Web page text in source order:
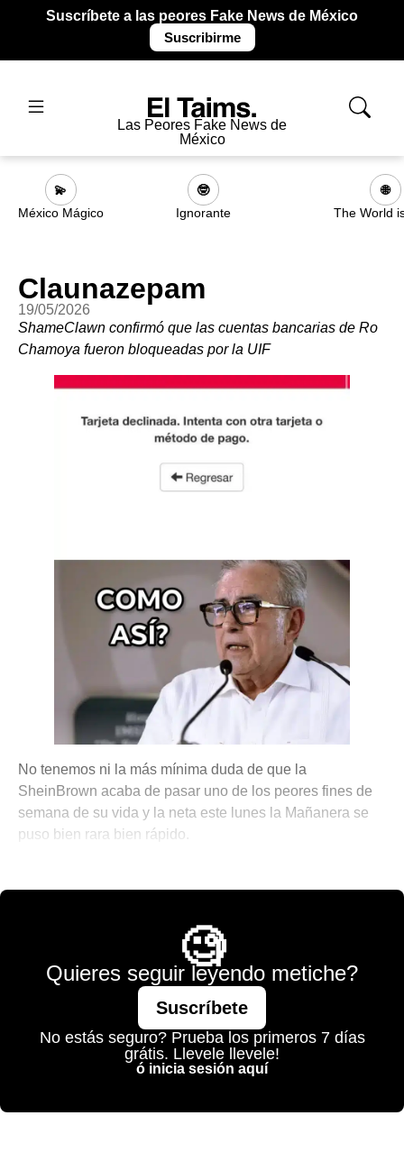
Suscríbete a las peores Fake News de México
Suscribirme
Las Peores Fake News de
México
💫
México Mágico
🤓
Ignorante
🌐
The World
Claunazepam
19/05/2026
ShameClawn confirmó que las cuentas bancarias de Ro
Chamoya fueron bloqueadas por la UIF
No tenemos ni la más mínima duda de que la
SheinBrown acaba de pasar uno de los peores fines de
semana de su vida y la neta este lunes la Mañanera se
puso bien rara bien rápido.
🧐
Quieres seguir leyendo metiche?
Suscríbete
No estás seguro? Prueba los primeros 7 días
grátis. Llevele llevele!
ó inicia sesión aquí